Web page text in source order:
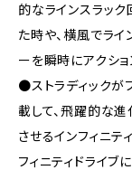
的なラインスラッ
た時や、横風でラ
ーを瞬時にアクショ
●ストラディックが
載して、飛躍的な
させるインフィニテ
フィニティドライブ